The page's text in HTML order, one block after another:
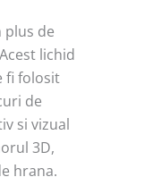
plus de
lichid
fi folosit
de
si vizual
3D,
hrana.